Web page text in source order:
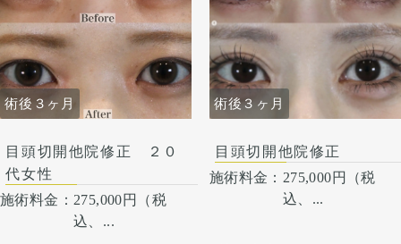
術後３ヶ月
目頭切開他院修正 ２０
代女性
施術料金： 275,000円（税
込、...
術後３ヶ月
目頭切開他院修正
施術料金： 275,000円（税
込、...